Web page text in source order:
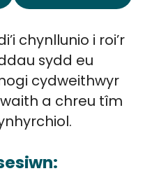
chynllunio i roi’r
sydd eu
cydweithwyr
a chreu tîm